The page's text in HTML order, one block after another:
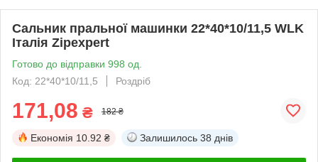
Сальник пральної машинки 22*40*10/11,5 WLK
Італія Zipexpert
Готово до відправки 998 од.
Код: 22*40*10/11,5
Роздріб
171,08 ₴ 182 ₴
Економія 10.92 ₴ Залишилось 38 днів